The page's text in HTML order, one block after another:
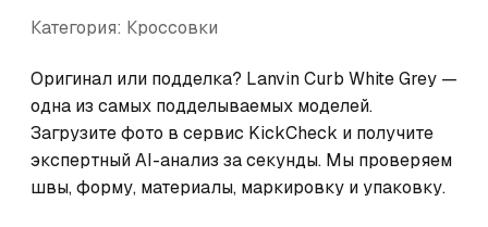
Категория: Кроссовки
Оригинал или подделка? Lanvin Curb White Grey —
одна из самых подделываемых моделей.
Загрузите фото в сервис KickCheck и получите
экспертный AI-анализ за секунды. Мы проверяем
швы, форму, материалы, маркировку и упаковку.